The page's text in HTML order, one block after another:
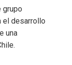
grupo
el desarrollo
una